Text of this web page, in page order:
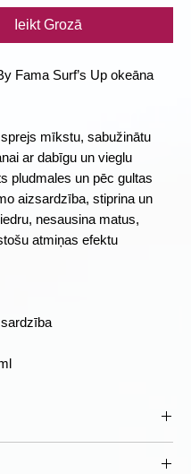
Ieikt Grozā
Fama Surf’s Up okeāna
mīkstu, sabužinātu
ar dabīgu un vieglu
pludmales un pēc gultas
aizsardzība, stiprina un
nesausina matus,
atmiņas efektu